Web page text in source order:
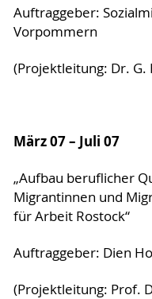
Auftraggeber:
Vorpommern
(Projektleitung: Dr. G.
März 07 – Juli 07
„Aufbau beruflicher
Migrantinnen und
für Arbeit Rostock“
Auftraggeber: Dien
(Projektleitung: Prof.